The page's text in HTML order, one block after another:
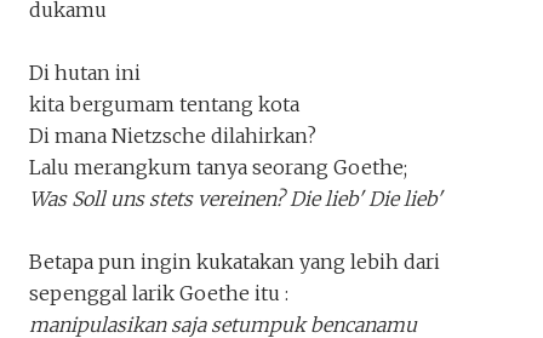
dukamu
Di hutan ini
kita bergumam tentang kota
Di mana Nietzsche dilahirkan?
Lalu merangkum tanya seorang Goethe;
Was Soll uns stets vereinen? Die lieb' Die lieb'
Betapa pun ingin kukatakan yang lebih dari
sepenggal larik Goethe itu :
manipulasikan saja setumpuk bencanamu